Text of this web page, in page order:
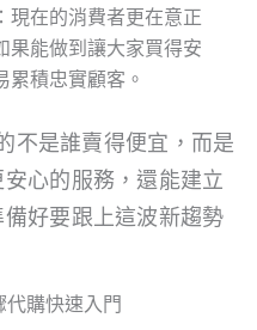
：現在的消費者更在意正
果能做到讓大家買得安
累積忠實顧客。
不是誰賣得便宜，而是
心的服務，還能建立
好要跟上這波新趨勢
代購快速入門